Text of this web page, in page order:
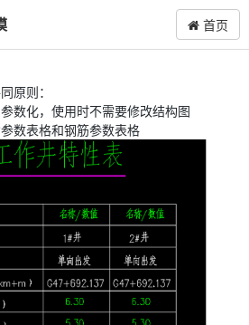
首页
原则：
数化，使用时不需要修改结构图
数表格和钢筋参数表格